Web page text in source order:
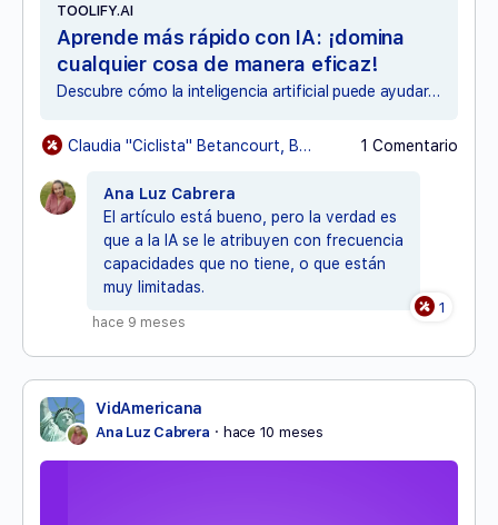
TOOLIFY.AI
Aprende más rápido con IA: ¡domina
cualquier cosa de manera eficaz!
Descubre cómo la inteligencia artificial puede ayudarte a aprender de manera más rápida y efectiva con esta poderosa herramienta.
Claudia "Ciclista" Betancourt, Benito Álvarezy14 otros 1 Comentario
Ana Luz Cabrera
El artículo está bueno, pero la verdad es
que a la IA se le atribuyen con frecuencia
capacidades que no tiene, o que están
muy limitadas.
1
hace 9 meses
VidAmericana
Ana Luz Cabrera hace 10 meses